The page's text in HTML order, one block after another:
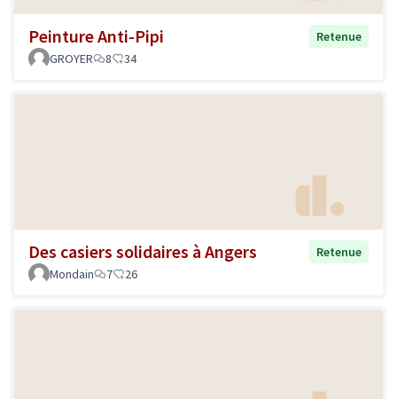
Peinture Anti-Pipi
Retenue
GROYER
8 34
Des casiers solidaires à Angers
Retenue
Mondain
7 26